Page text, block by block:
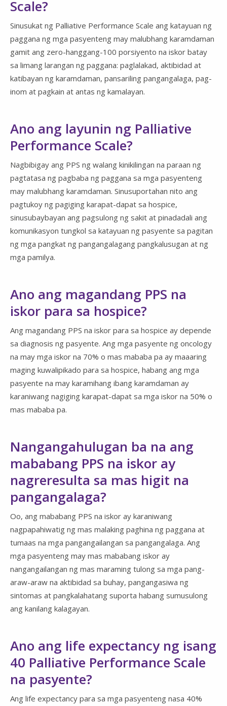
Scale?
Sinusukat ng Palliative Performance Scale ang katayuan ng
paggana ng mga pasyenteng may malubhang karamdaman
gamit ang zero-hanggang-100 porsiyento na iskor batay
sa limang larangan ng paggana: paglalakad, aktibidad at
katibayan ng karamdaman, pansariling pangangalaga, pag-
inom at pagkain at antas ng kamalayan.
Ano ang layunin ng Palliative
Performance Scale?
Nagbibigay ang PPS ng walang kinikilingan na paraan ng
pagtatasa ng pagbaba ng paggana sa mga pasyenteng
may malubhang karamdaman. Sinusuportahan nito ang
pagtukoy ng pagiging karapat-dapat sa hospice,
sinusubaybayan ang pagsulong ng sakit at pinadadali ang
komunikasyon tungkol sa katayuan ng pasyente sa pagitan
ng mga pangkat ng pangangalagang pangkalusugan at ng
mga pamilya.
Ano ang magandang PPS na
iskor para sa hospice?
Ang magandang PPS na iskor para sa hospice ay depende
sa diagnosis ng pasyente. Ang mga pasyente ng oncology
na may mga iskor na 70% o mas mababa pa ay maaaring
maging kuwalipikado para sa hospice, habang ang mga
pasyente na may karamihang ibang karamdaman ay
karaniwang nagiging karapat-dapat sa mga iskor na 50% o
mas mababa pa.
Nangangahulugan ba na ang
mababang PPS na iskor ay
nagreresulta sa mas higit na
pangangalaga?
Oo, ang mababang PPS na iskor ay karaniwang
nagpapahiwatig ng mas malaking paghina ng paggana at
tumaas na mga pangangailangan sa pangangalaga. Ang
mga pasyenteng may mas mababang iskor ay
nangangailangan ng mas maraming tulong sa mga pang-
araw-araw na aktibidad sa buhay, pangangasiwa ng
sintomas at pangkalahatang suporta habang sumusulong
ang kanilang kalagayan.
Ano ang life expectancy ng isang
40 Palliative Performance Scale
na pasyente?
Ang life expectancy para sa mga pasyenteng nasa 40%